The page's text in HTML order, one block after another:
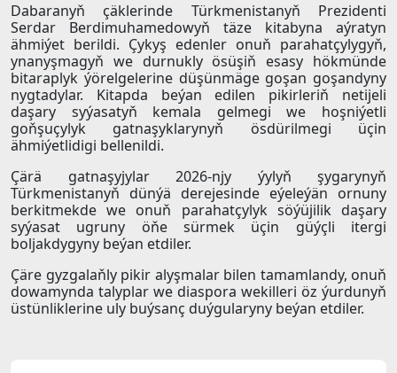
Dabaranyň çäklerinde Türkmenistanyň Prezidenti
Serdar Berdimuhamedowyň täze kitabyna aýratyn
ähmiýet berildi. Çykyş edenler onuň parahatçylygyň,
ynanyşmagyň we durnukly ösüşiň esasy hökmünde
bitaraplyk ýörelgelerine düşünmäge goşan goşandyny
nygtadylar. Kitapda beýan edilen pikirleriň netijeli
daşary syýasatyň kemala gelmegi we hoşniýetli
goňşuçylyk gatnaşyklarynyň ösdürilmegi üçin
ähmiýetlidigi bellenildi.
Çärä gatnaşyjylar 2026-njy ýylyň şygarynyň
Türkmenistanyň dünýä derejesinde eýeleýän ornuny
berkitmekde we onuň parahatçylyk söýüjilik daşary
syýasat ugruny öňe sürmek üçin güýçli itergi
boljakdygyny beýan etdiler.
Çäre gyzgalaňly pikir alyşmalar bilen tamamlandy, onuň
dowamynda talyplar we diaspora wekilleri öz ýurdunyň
üstünliklerine uly buýsanç duýgularyny beýan etdiler.